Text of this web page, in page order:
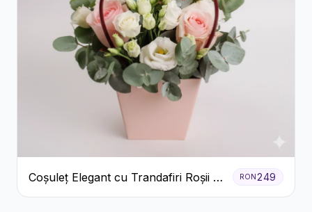
Coșuleț Elegant cu Trandafiri Roșii și
Lisianthus Alb
RON 249